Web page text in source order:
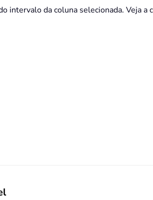
intervalo da coluna selecionada. Veja a